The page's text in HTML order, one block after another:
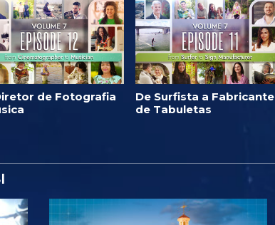
de Fotografia
De Surfista a Fabricante
de Tabuletas